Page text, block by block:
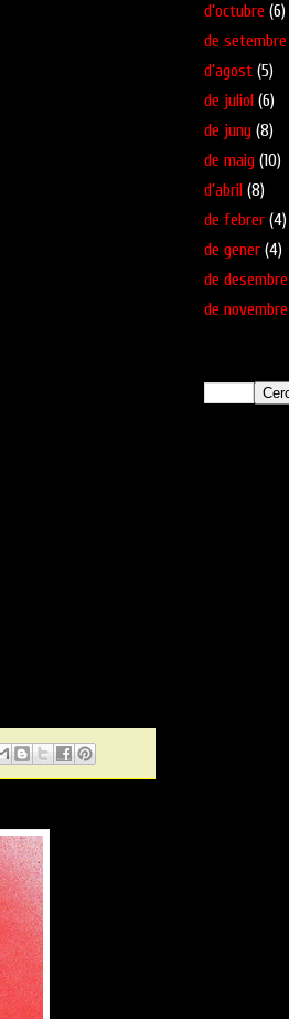
d’octubre (6)
de setembre
d’agost (5)
de juliol (6)
de juny (8)
de maig (10)
d’abril (8)
de febrer (4)
de gener (4)
de desembre
de novembre